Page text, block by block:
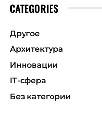
CATEGORIES
Другое
Архитектура
Инновации
ІТ-сфера
Без категории